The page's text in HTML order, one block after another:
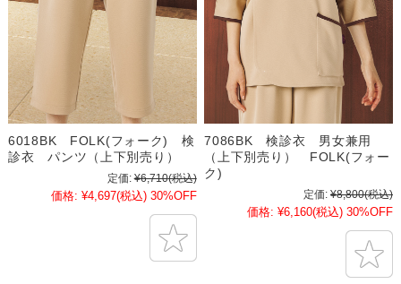
6018BK FOLK(フォーク) 検
診衣 パンツ（上下別売り）
定価: ¥6,710(税込)
価格: ¥4,697(税込) 30%OFF
7086BK 検診衣 男女兼用
（上下別売り） FOLK(フォー
ク)
定価: ¥8,800(税込)
価格: ¥6,160(税込) 30%OFF